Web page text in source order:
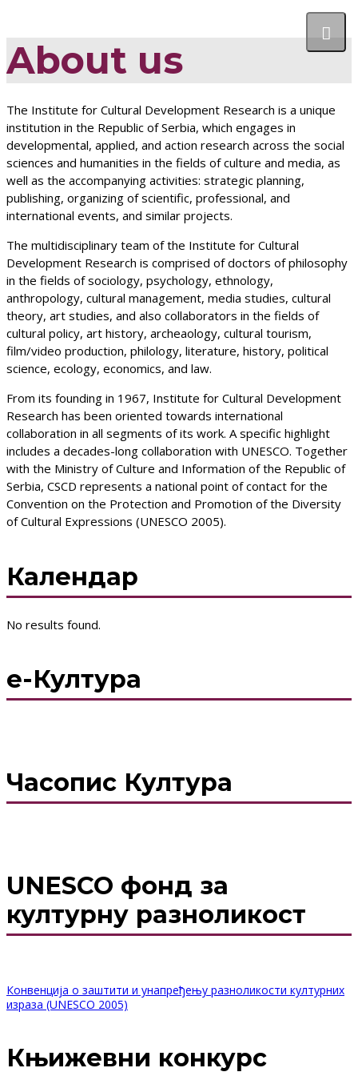
About us
The Institute for Cultural Development Research is a unique
institution in the Republic of Serbia, which engages in
developmental, applied, and action research across the social
sciences and humanities in the fields of culture and media, as
well as the accompanying activities: strategic planning,
publishing, organizing of scientific, professional, and
international events, and similar projects.
The multidisciplinary team of the Institute for Cultural
Development Research is comprised of doctors of philosophy
in the fields of sociology, psychology, ethnology,
anthropology, cultural management, media studies, cultural
theory, art studies, and also collaborators in the fields of
cultural policy, art history, archeaology, cultural tourism,
film/video production, philology, literature, history, political
science, ecology, economics, and law.
From its founding in 1967, Institute for Cultural Development
Research has been oriented towards international
collaboration in all segments of its work. A specific highlight
includes a decades-long collaboration with UNESCO. Together
with the Ministry of Culture and Information of the Republic of
Serbia, CSCD represents a national point of contact for the
Convention on the Protection and Promotion of the Diversity
of Cultural Expressions (UNESCO 2005).
Календар
No results found.
е-Култура
Часопис Култура
UNESCO фонд за
културну разноликост
Конвенција о заштити и унапређењу разноликости културних
израза (UNESCO 2005)
Књижевни конкурс